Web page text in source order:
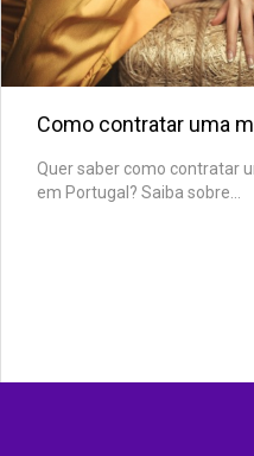
Como contratar uma
Quer saber como contratar
em Portugal? Saiba sobre...